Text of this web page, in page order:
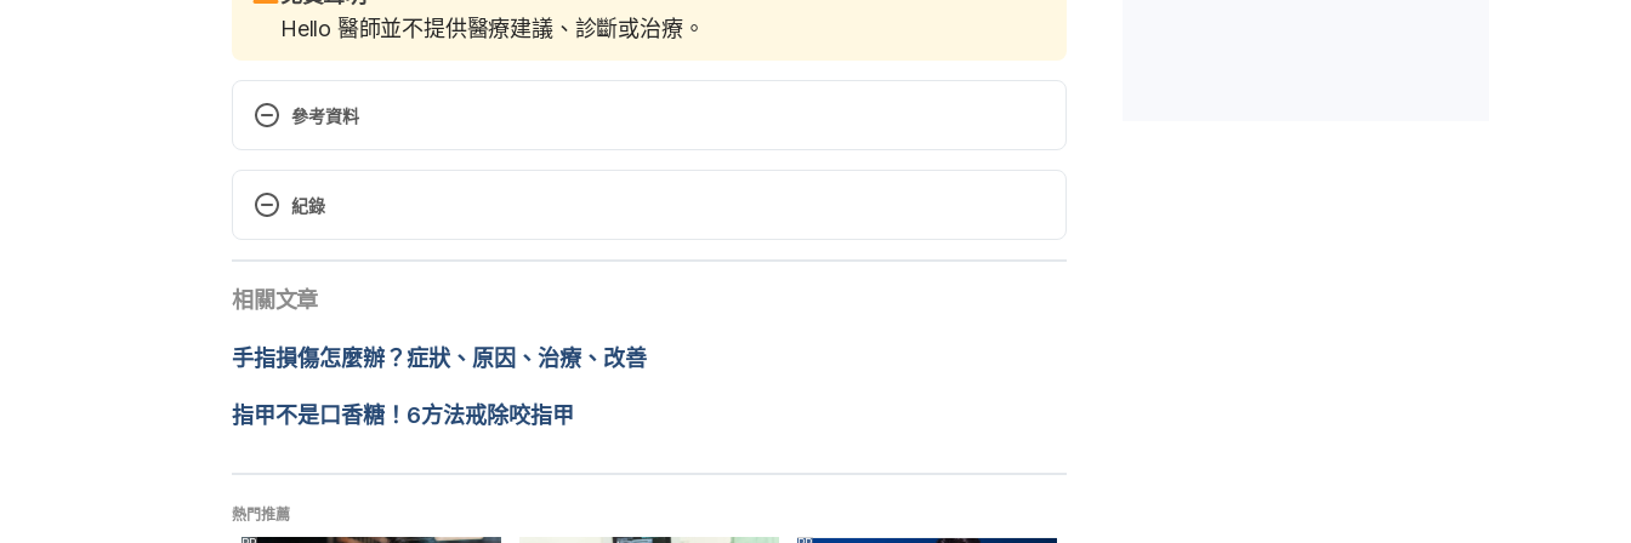
Hello 醫師並不提供醫療建議、診斷或治療。
參考資料
Thumb sucking: Help your child break the habit.  http://www.mayoclinic.org/healthy-
lifestyle/childrens-health/in-depth/thumb-sucking/art-20047038  Accessed June 24,
2022
SysID=3153 Accessed June 24, 2022
擔心寶寶未來過度依賴奶嘴或吃手?掌握三大階段輕鬆面對（靖娟兒童安全文教基金會）
http://www.ibaby.org.tw/content/17806 Accessed June 24, 2022
紀錄
2023/05/23
文：
Weitseng Lin
醫學審稿： 賴建翰醫師
由
張凱安 Kyle Chang 更新
相關文章
手指損傷怎麼辦？症狀、原因、治療、改善
指甲不是口香糖！6方法戒除咬指甲
熱門推薦